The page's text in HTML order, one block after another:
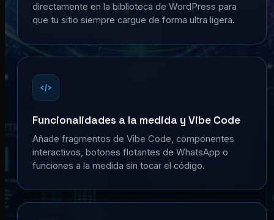
directamente en la biblioteca de WordPress para
que tu sitio siempre cargue de forma ultra ligera.
Funcionalidades a la medida y Vibe Code
Añade fragmentos de Vibe Code, componentes
interactivos, botones flotantes de WhatsApp o
funciones a la medida sin tocar el código.